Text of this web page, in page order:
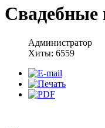
Свадебные
Администратор
Хиты: 6559